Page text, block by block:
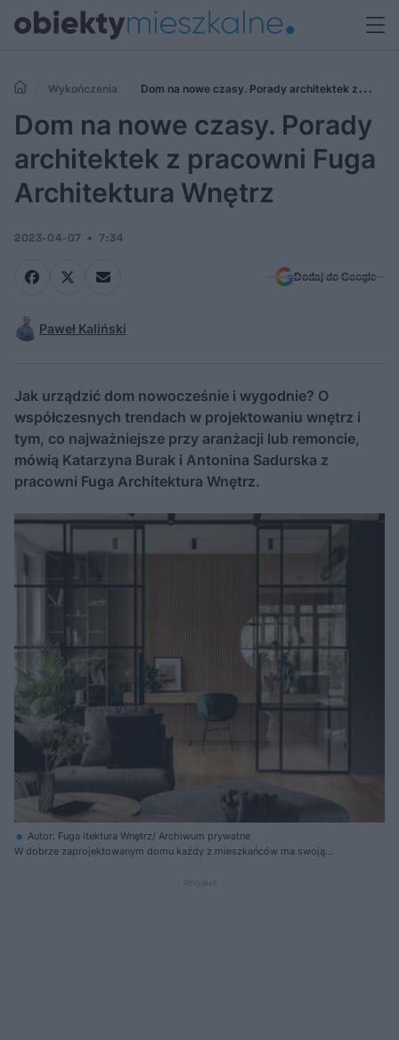
Wykończenia
Dom na nowe czasy. Porady architektek z
pracowni Fuga Architektura Wnętrz
Dom na nowe czasy. Porady
architektek z pracowni Fuga
Architektura Wnętrz
2023-04-07 7:34
Dodaj do Google
Paweł Kaliński
Jak urządzić dom nowocześnie i wygodnie? O
współczesnych trendach w projektowaniu wnętrz i
tym, co najważniejsze przy aranżacji lub remoncie,
mówią Katarzyna Burak i Antonina Sadurska z
pracowni Fuga Architektura Wnętrz.
Autor: Fuga itektura Wnętrz/ Archiwum prywatne
W dobrze zaprojektowanym domu każdy z mieszkańców ma swoją